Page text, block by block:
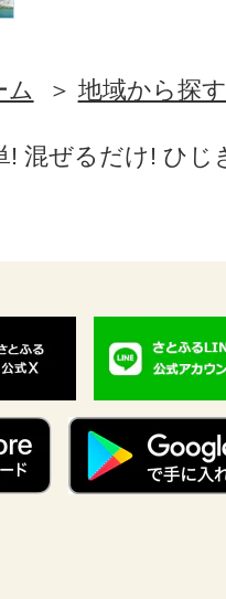
ム
地域から探す
! 混ぜるだけ! ひ